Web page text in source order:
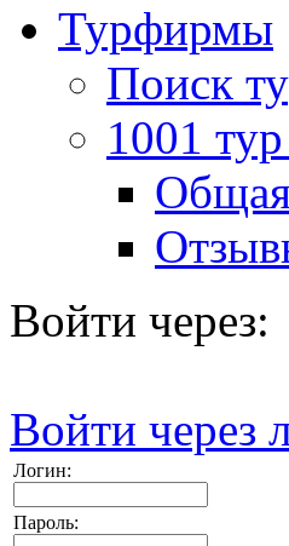
Турфирмы
Поиск
1001
Войти через:
Войти через
Логин:
Пароль: